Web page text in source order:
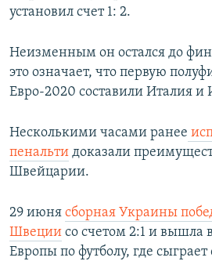
установил счет 1: 2.
Неизменным он остался до
это означает, что первую
Евро-2020 составили Италия и
Несколькими часами ранее
пенальти доказали
Швейцарии.
29 июня сборная Украины
Швеции со счетом 2:1 и вышла
Европы по футболу, где